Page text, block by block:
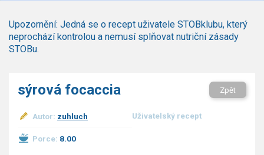
Polévky
Studená kuchyně
Bezmasé a zeleninové
Sladké pokrmy
Dezerty
Upozornění: Jedná se o recept uživatele STOBklubu, který
neprochází kontrolou a nemusí splňovat nutriční zásady
STOBu.
sýrová focaccia Zpět
Autor: zuhluch Uživatelský recept
Porce: 8.00